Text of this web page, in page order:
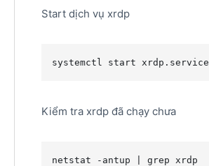
Start dịch vụ xrdp
systemctl start xrdp.service
Kiểm tra xrdp đã chạy chưa
netstat -antup | grep xrdp